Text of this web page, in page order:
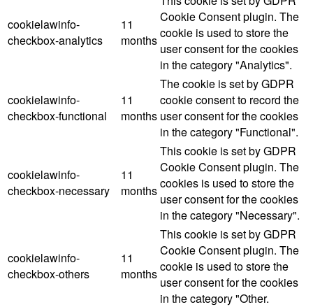
cookielawinfo-
checkbox-analytics
11
months
Cookie Consent plugin. The
cookie is used to store the
user consent for the cookies
in the category "Analytics".
cookielawinfo-
checkbox-functional
11
months
The cookie is set by GDPR
cookie consent to record the
user consent for the cookies
in the category "Functional".
cookielawinfo-
checkbox-necessary
11
months
This cookie is set by GDPR
Cookie Consent plugin. The
cookies is used to store the
user consent for the cookies
in the category "Necessary".
cookielawinfo-
checkbox-others
11
months
This cookie is set by GDPR
Cookie Consent plugin. The
cookie is used to store the
user consent for the cookies
in the category "Other.